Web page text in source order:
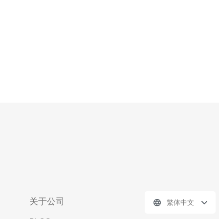
关于公司 繁体中文